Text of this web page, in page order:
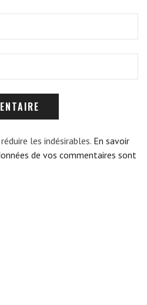
les indésirables. En savoir
de vos commentaires sont